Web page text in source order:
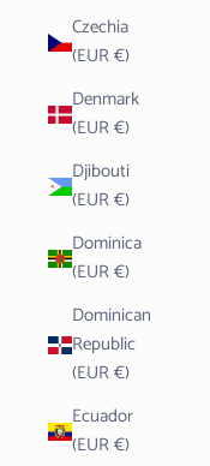
Czechia
(EUR €)
Denmark
(EUR €)
Djibouti
(EUR €)
Dominica
(EUR €)
Dominican
Republic
(EUR €)
Ecuador
(EUR €)